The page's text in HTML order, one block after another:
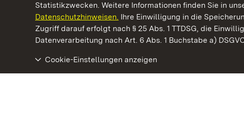
Statistikzwecken. Weitere Informationen finden Sie in
Datenschutzhinweisen. Ihre Einwilligung in die
Zugriff darauf erfolgt nach § 25 Abs. 1 TTDSG, die
Datenverarbeitung nach Art. 6 Abs. 1 Buchstabe a)
Cookie-Einstellungen anzeigen
Kommen. Staunen. Genießen.